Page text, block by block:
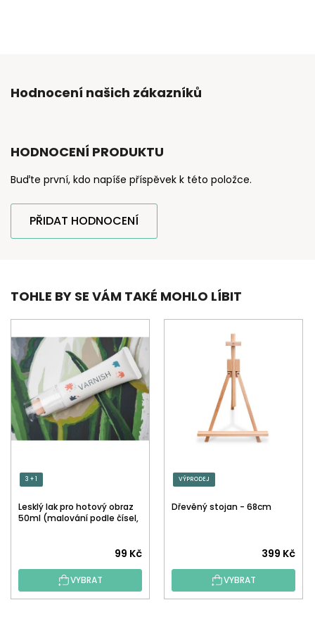
Hodnocení našich zákazníků
HODNOCENÍ PRODUKTU
Buďte první, kdo napíše příspěvek k této položce.
PŘIDAT HODNOCENÍ
TOHLE BY SE VÁM TAKÉ MOHLO LÍBIT
3 + 1
Lesklý lak pro hotový obraz
50ml (malování podle čísel,
hodnocení
produktu
je
99 Kč
VYBRAT
VÝPRODEJ
Dřevěný stojan - 68cm
399 Kč
VYBRAT